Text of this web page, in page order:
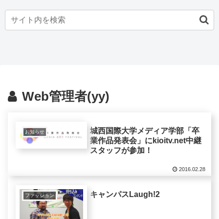
Web管理者(yy)
お知らせ
城西国際大学メディア学部「卒
業作品発表会」にkioitv.net中継
スタッフが参加！
2016.02.28
ファッション キャンパスLaugh!2